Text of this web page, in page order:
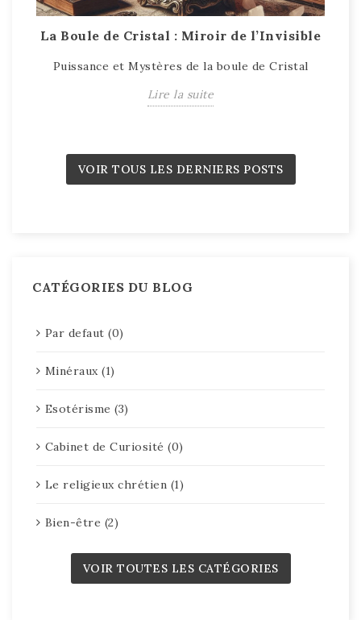
La Boule de Cristal : Miroir de l’Invisible
Puissance et Mystères de la boule de Cristal
Lire la suite
VOIR TOUS LES DERNIERS POSTS
CATÉGORIES DU BLOG
Par defaut (0)
Minéraux (1)
Esotérisme (3)
Cabinet de Curiosité (0)
Le religieux chrétien (1)
Bien-être (2)
VOIR TOUTES LES CATÉGORIES